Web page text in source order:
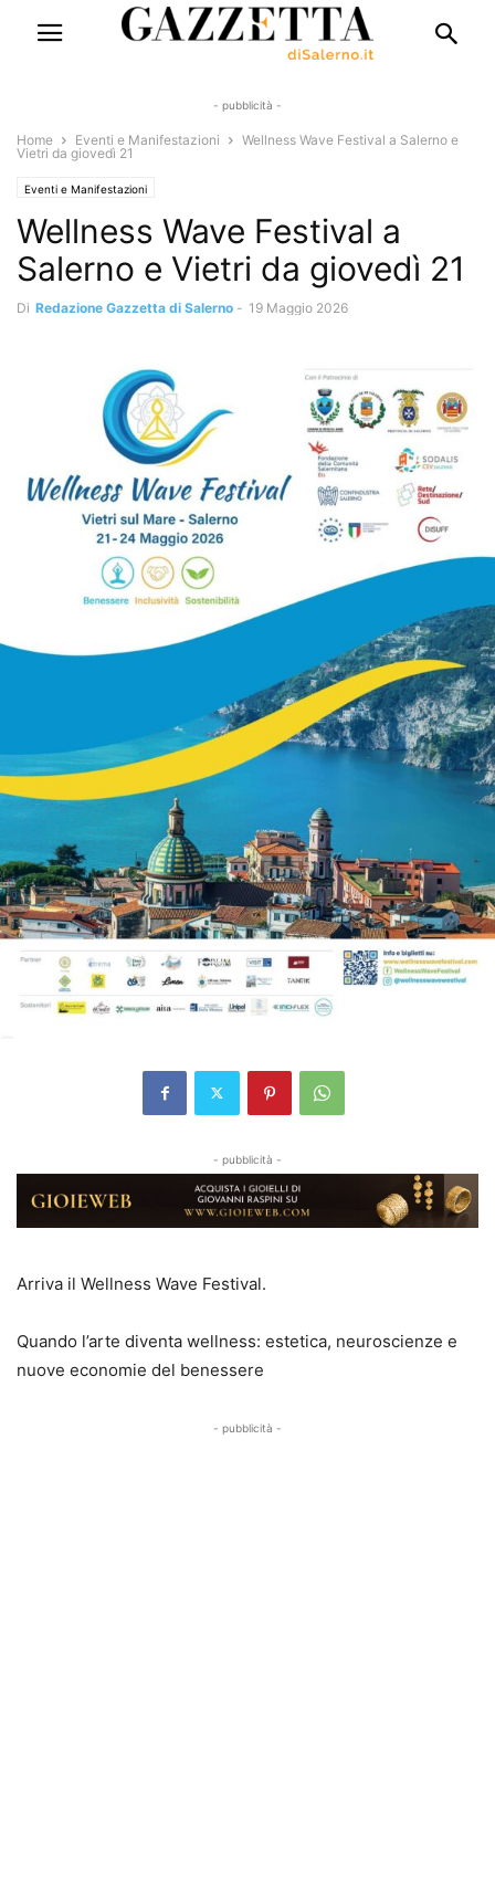
- pubblicità -
Home Eventi e Manifestazioni
Wellness Wave Festival a Salerno e
Vietri da giovedì 21
Eventi e Manifestazioni
Wellness Wave Festival a
Salerno e Vietri da giovedì 21
Di Redazione Gazzetta di Salerno - 19 Maggio 2026
- pubblicità -
Arriva il Wellness Wave Festival.
Quando l’arte diventa wellness: estetica, neuroscienze e
nuove economie del benessere
- pubblicità -